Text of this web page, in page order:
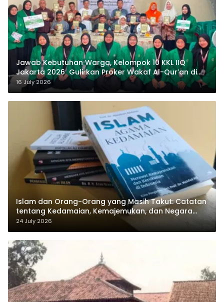
Jawab Kebutuhan Warga, Kelompok 10 KKL IIQ
Jakarta 2026 Gulirkan Proker Wakaf Al-Qur’an di
Sukamanah
16 July 2026
Islam dan Orang-Orang yang Masih Takut: Catatan
tentang Kedamaian, Kemajemukan, dan Negara
dalam Pemikiran Masykuri Abdillah
24 July 2026